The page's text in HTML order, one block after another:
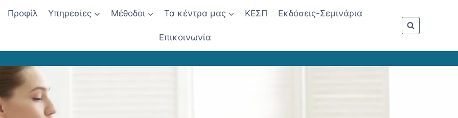
Προφίλ Υπηρεσίες Μέθοδοι Τα κέντρα μας ΚΕΣΠ Εκδόσεις-Σεμινάρια
Επικοινωνία